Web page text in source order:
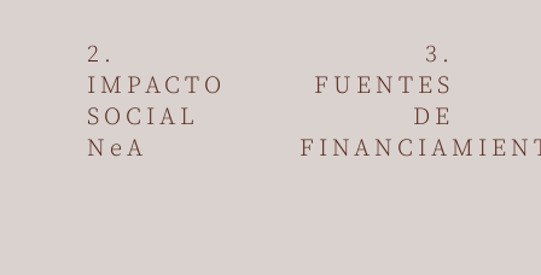
2.
IMPACTO
SOCIAL
NeA
3.
FUENTES
DE